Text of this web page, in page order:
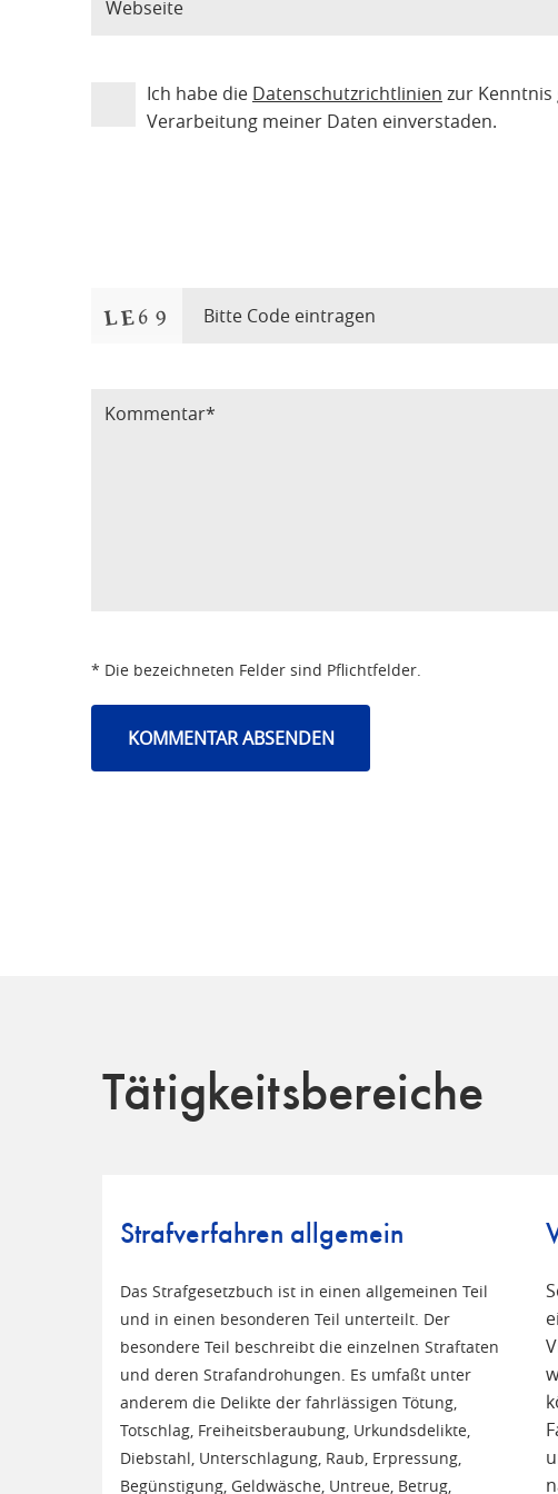
Ich habe die Datenschutzrichtlinien zur
Verarbeitung meiner Daten einverstaden.
* Die bezeichneten Felder sind Pflichtfelder.
Tätigkeitsbereiche
Strafverfahren allgemein
Das Strafgesetzbuch ist in einen allgemeinen Teil
und in einen besonderen Teil unterteilt. Der
besondere Teil beschreibt die einzelnen Straftaten
und deren Strafandrohungen. Es umfaßt unter
anderem die Delikte der fahrlässigen Tötung,
Totschlag, Freiheitsberaubung, Urkundsdelikte,
Diebstahl, Unterschlagung, Raub, Erpressung,
Begünstigung, Geldwäsche, Untreue, Betrug,